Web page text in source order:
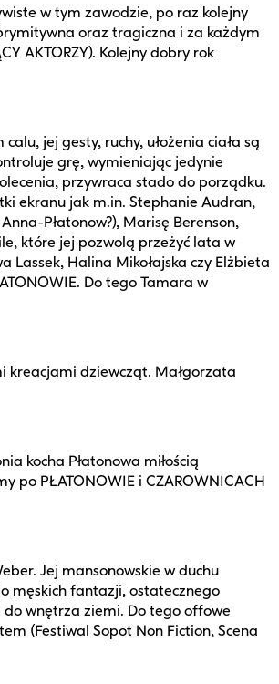
w tym zawodzie, po raz kolejny
oraz tragiczna i za każdym
AKTORZY). Kolejny dobry rok
jej gesty, ruchy, ułożenia ciała są
grę, wymieniając jedynie
przywraca stado do porządku.
ekranu jak m.in. Stephanie Audran,
Płatonow?), Marisę Berenson,
które jej pozwolą przeżyć lata w
Lassek, Halina Mikołajska czy Elżbieta
Do tego Tamara w
kreacjami dziewcząt. Małgorzata
kocha Płatonowa miłością
po PŁATONOWIE i CZAROWNICACH
Jej mansonowskie w duchu
męskich fantazji, ostatecznego
wnętrza ziemi. Do tego offowe
(Festiwal Sopot Non Fiction, Scena